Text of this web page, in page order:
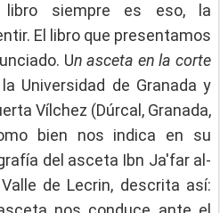
libro siempre es eso, la
El libro que presentamos
Un asceta en la corte
Universidad de Granada y
Vílchez (Dúrcal, Granada,
bien nos indica en su
del asceta Ibn Ja'far al-
de Lecrin, descrita así: